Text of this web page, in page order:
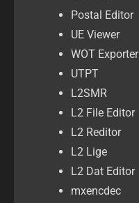
Postal Editor
UE Viewer
WOT Exporter
UTPT
L2SMR
L2 File Editor
L2 Reditor
L2 Lige
L2 Dat Editor
mxencdec